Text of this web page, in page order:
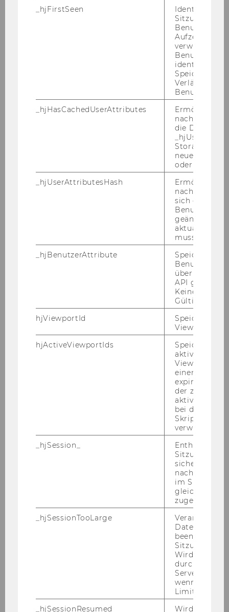
change.
- An interest in policy analysis, design and
- Capability of disseminating the research
findings to a broader audience (including non-
academic stakeholders, e.g. policy makers,
English (knowledge of German welcome but
- The ability to work independently, as well as
part of a multicultural team effort; and to
- International and cross-cultural experience
and understanding.
- Previous experience in developing policy-
relevant research in collaboration with
Please submit: (i) a CV with the contact details
of two referees; (ii) a letter of motivation
discussing how you fit the role and its
specifications: (iii) a sample of your research
Reference Number: 3897
Application materials can be submitted
Travel and lodging expenses:
applicants for travel and lodging expenses
incurred as part of the selection and/or hiring
WU is dedicated to the principle of equal
opportunities and is strongly committed to
diversity and inclusion. Since WU seeks to
increase the number of its female employees,
especially in management positions, qualified
women are strongly encouraged to apply.
_hjFirstSeen
Identifiziert
Sitzung eines
Benutzers.
verwendet,
identifizieren.
Verlängert
_hjHasCachedUserAttributes
Ermöglicht
die Daten in
Storage auf
neuesten
oder nicht.
_hjUserAttributesHash
Ermöglicht
sich ein
geändert hat
aktualisiert
muss.
_hjBenutzerAttribute
Speichert
über die
API gesendet
Keine
hjViewportId
Speichert
Viewport-
hjActiveViewportIds
Speichert die
aktiven
Viewports.
einen
der zur
aktiver
bei der
verwendet
_hjSession_
Enthält die
sicher, dass
im
gleichen
zugeordnet
_hjSessionTooLarge
Veranlasst
beenden,
Sitzung zu
Wird
durch ein
Servers
wenn die
Limit
_hjSessionResumed
Wird gesetzt,